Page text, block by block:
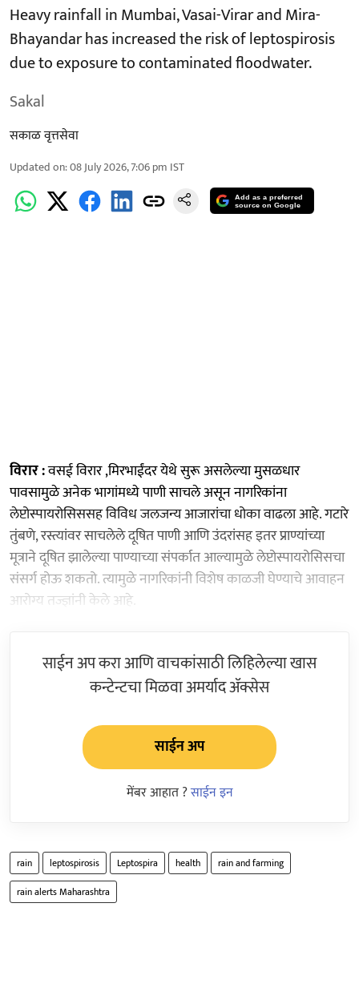
Heavy rainfall in Mumbai, Vasai-Virar and Mira-
Bhayandar has increased the risk of leptospirosis
due to exposure to contaminated floodwater.
Sakal
सकाळ वृत्तसेवा
Updated on:08 July 2026, 7:06 pm IST
Add as a preferred
source on Google
विरार :वसई विरार ,मिरभाईंदर येथे सुरू असलेल्या मुसळधार
पावसामुळे अनेक भागांमध्ये पाणी साचले असून नागरिकांना
लेप्टोस्पायरोसिससह विविध जलजन्य आजारांचा धोका वाढला आहे. गटारे
तुंबणे, रस्त्यांवर साचलेले दूषित पाणी आणि उंदरांसह इतर प्राण्यांच्या
मूत्राने दूषित झालेल्या पाण्याच्या संपर्कात आल्यामुळे लेप्टोस्पायरोसिसचा
संसर्ग होऊ शकतो. त्यामुळे नागरिकांनी विशेष काळजी घेण्याचे आवाहन
आरोग्य तज्ज्ञांनी केले आहे.
साईन अप करा आणि वाचकांसाठी लिहिलेल्या खास
कन्टेन्टचा मिळवा अमर्याद ॲक्सेस
साईन अप
मेंबर आहात ?साईन इन
rain leptospirosis Leptospira health
rain and farming
rain alerts Maharashtra